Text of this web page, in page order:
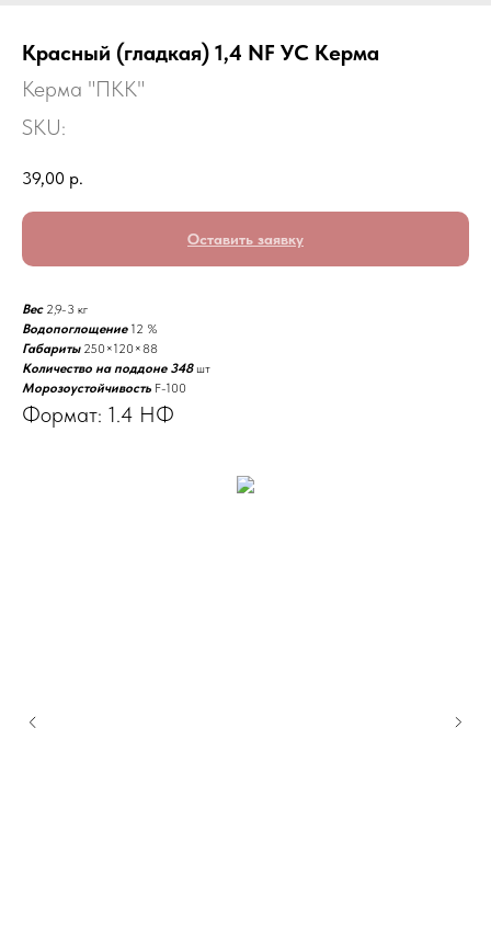
Красный (гладкая) 1,4 NF УС Керма
Керма "ПКК"
SKU:
39,00 р.
Оставить заявку
Вес 2,9-3 кг
Водопоглощение 12 %
Габариты 250×120×88
Количество на поддоне 348 шт
Морозоустойчивость F-100
Формат: 1.4 НФ